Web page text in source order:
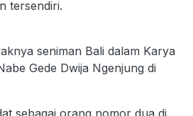
tersendiri.
seniman Bali dalam Karya
Gede Dwija Ngenjung di